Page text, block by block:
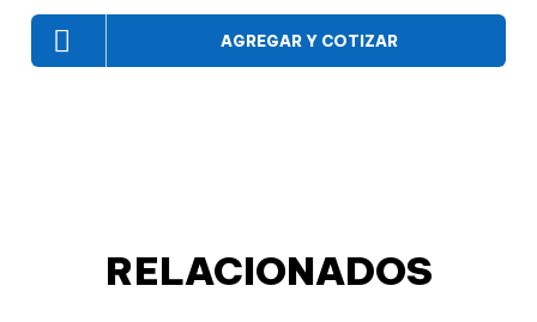
AGREGAR Y COTIZAR
RELACIONADOS